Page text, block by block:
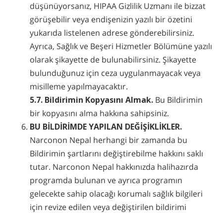
düşünüyorsanız, HIPAA Gizlilik Uzmanı ile bizzat
görüşebilir veya endişenizin yazılı bir özetini
yukarıda listelenen adrese gönderebilirsiniz.
Ayrıca, Sağlık ve Beşeri Hizmetler Bölümüne yazılı
olarak şikayette de bulunabilirsiniz. Şikayette
bulunduğunuz için ceza uygulanmayacak veya
misilleme yapılmayacaktır.
5.7. Bildirimin Kopyasını Almak. Bu Bildirimin
bir kopyasını alma hakkına sahipsiniz.
BU BİLDİRİMDE YAPILAN DEĞİŞİKLİKLER.
Narconon Nepal herhangi bir zamanda bu
Bildirimin şartlarını değiştirebilme hakkını saklı
tutar. Narconon Nepal hakkınızda halihazırda
programda bulunan ve ayrıca programın
gelecekte sahip olacağı korumalı sağlık bilgileri
için revize edilen veya değiştirilen bildirimi